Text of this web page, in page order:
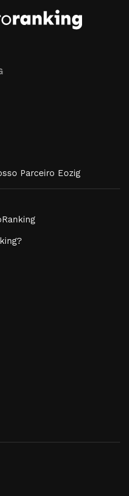
Parceiro Eozig